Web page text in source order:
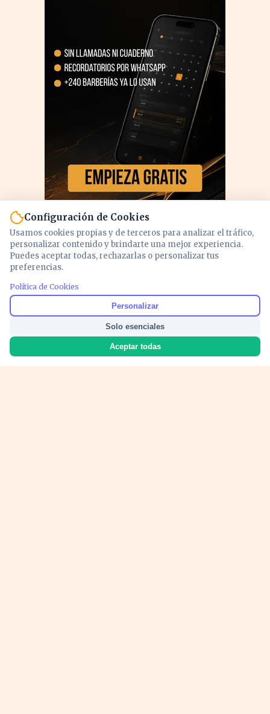
Configuración de Cookies
Usamos cookies propias y de terceros para analizar el tráfico,
personalizar contenido y brindarte una mejor experiencia.
Puedes aceptar todas, rechazarlas o personalizar tus
preferencias.
Política de Cookies
Personalizar
Solo esenciales
Aceptar todas